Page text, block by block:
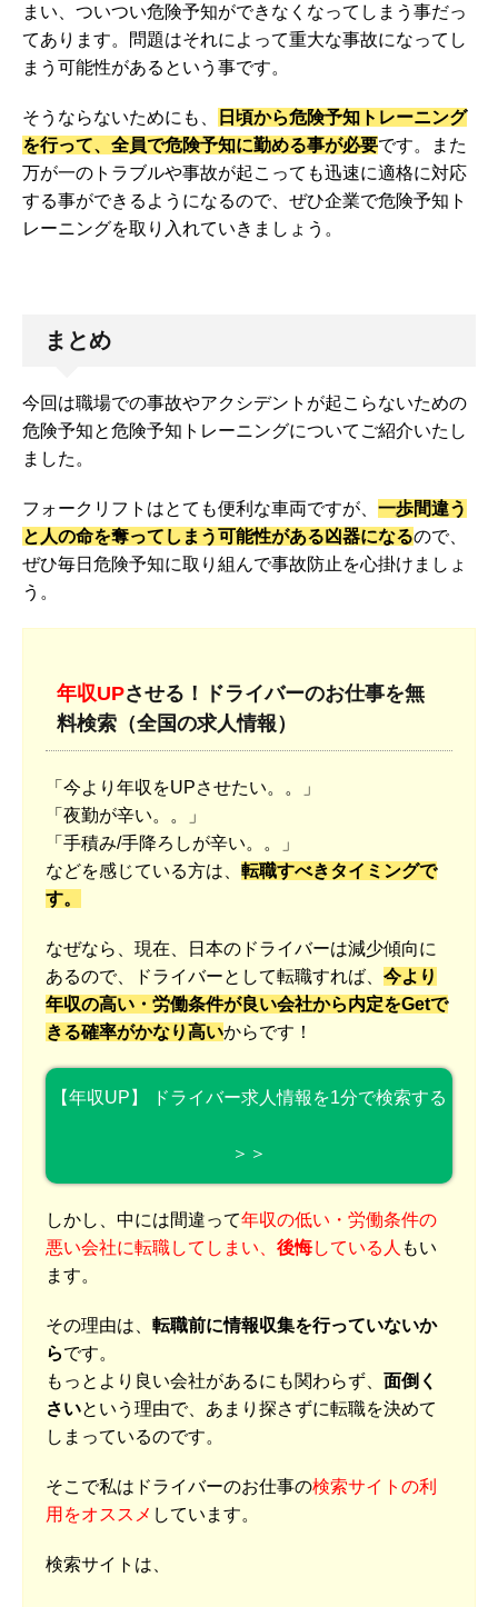
まい、ついつい危険予知ができなくなってしまう事だっ
てあります。問題はそれによって重大な事故になってし
まう可能性があるという事です。
そうならないためにも、
日頃から危険予知トレーニング
を行って、全員で危険予知に勤める事が必要です。また
万が一のトラブルや事故が起こっても迅速に適格に対応
する事ができるようになるので、ぜひ企業で危険予知ト
レーニングを取り入れていきましょう。
まとめ
今回は職場での事故やアクシデントが起こらないための
危険予知と危険予知トレーニングについてご紹介いたし
ました。
フォークリフトはとても便利な車両ですが、 一歩間違う
と人の命を奪ってしまう可能性がある凶器になるので、
ぜひ毎日危険予知に取り組んで事故防止を心掛けましょ
う。
年収UPさせる！ドライバーのお仕事を無
料検索（全国の求人情報）
「今より年収をUPさせたい。。」
「夜勤が辛い。。」
「手積み/手降ろしが辛い。。」
などを感じている方は、 転職すべきタイミングで
す。
なぜなら、現在、日本のドライバーは減少傾向に
あるので、ドライバーとして転職すれば、 今より
年収の高い・労働条件が良い会社から内定をGetで
きる確率がかなり高いからです！
【年収UP】 ドライバー求人情報を1分で検索する
＞＞
しかし、中には間違って年収の低い・労働条件の
悪い会社に転職してしまい、 後悔している人 もい
ます。
その理由は、 転職前に情報収集を行っていないか
らです。
もっとより良い会社があるにも関わらず、 面倒く
さいという理由で、あまり探さずに転職を決めて
しまっているのです。
そこで私はドライバーのお仕事の検索サイトの利
用をオススメ しています。
検索サイトは、